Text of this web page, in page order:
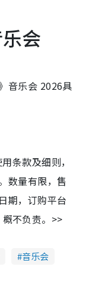
会
音乐会 2026具
条款及细则，
数量有限，售
期，订购平台
不负责。>>
音乐会